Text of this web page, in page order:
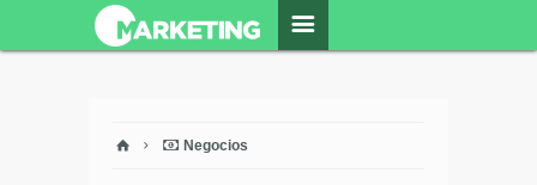
Negocios